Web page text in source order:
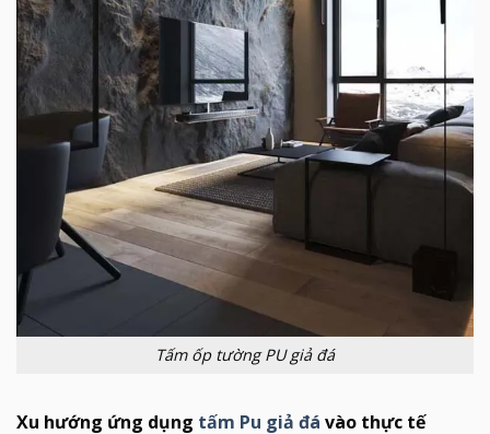
Tấm ốp tường PU giả đá
Xu hướng ứng dụng tấm Pu giả đá vào thực tế